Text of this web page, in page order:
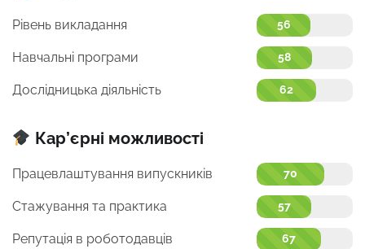
Рівень викладання 56
Навчальні програми 58
Дослідницька діяльність 62
Кар’єрні можливості
Працевлаштування випускників 70
Стажування та практика 57
Репутація в роботодавців 67